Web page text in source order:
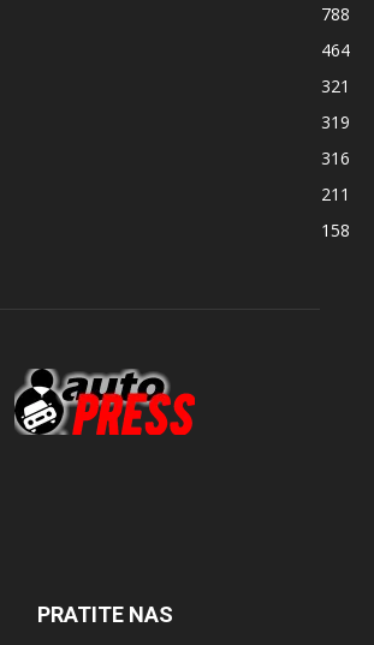
788
464
321
319
316
211
158
PRATITE NAS